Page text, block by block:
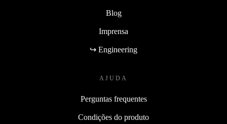
Blog
Imprensa
↪ Engineering
AJUDA
Perguntas frequentes
Condições do produto